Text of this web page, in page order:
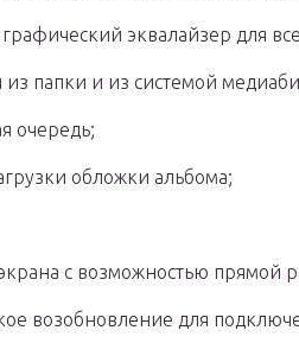
эквалайзер для
из папки и из системой
очередь;
обложки альбома;
с возможностью прямой
возобновление для